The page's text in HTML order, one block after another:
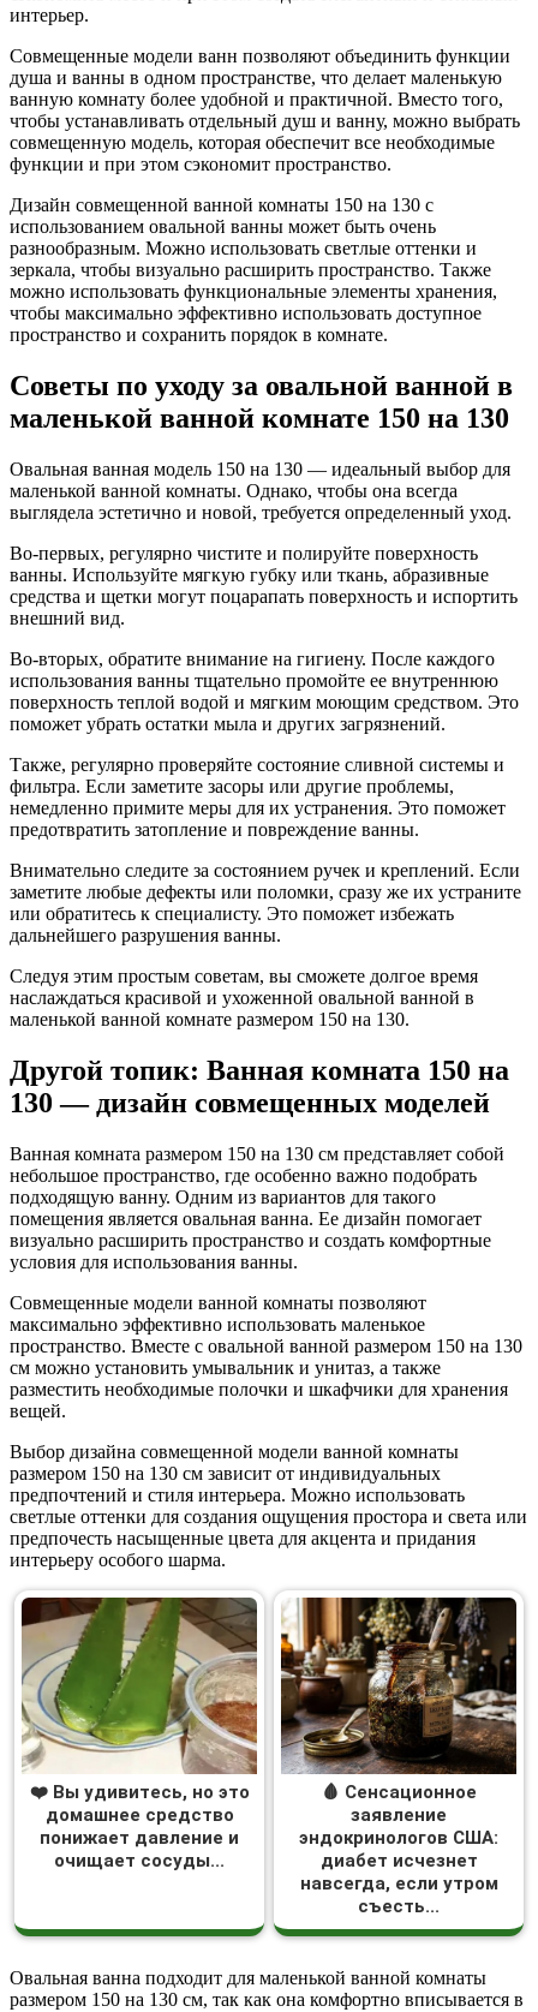
интерьер.
Совмещенные модели ванн позволяют объединить функции
душа и ванны в одном пространстве, что делает маленькую
ванную комнату более удобной и практичной. Вместо того,
чтобы устанавливать отдельный душ и ванну, можно выбрать
совмещенную модель, которая обеспечит все необходимые
функции и при этом сэкономит пространство.
Дизайн совмещенной ванной комнаты 150 на 130 с
использованием овальной ванны может быть очень
разнообразным. Можно использовать светлые оттенки и
зеркала, чтобы визуально расширить пространство. Также
можно использовать функциональные элементы хранения,
чтобы максимально эффективно использовать доступное
пространство и сохранить порядок в комнате.
Советы по уходу за овальной ванной в
маленькой ванной комнате 150 на 130
Овальная ванная модель 150 на 130 — идеальный выбор для
маленькой ванной комнаты. Однако, чтобы она всегда
выглядела эстетично и новой, требуется определенный уход.
Во-первых, регулярно чистите и полируйте поверхность
ванны. Используйте мягкую губку или ткань, абразивные
средства и щетки могут поцарапать поверхность и испортить
внешний вид.
Во-вторых, обратите внимание на гигиену. После каждого
использования ванны тщательно промойте ее внутреннюю
поверхность теплой водой и мягким моющим средством. Это
поможет убрать остатки мыла и других загрязнений.
Также, регулярно проверяйте состояние сливной системы и
фильтра. Если заметите засоры или другие проблемы,
немедленно примите меры для их устранения. Это поможет
предотвратить затопление и повреждение ванны.
Внимательно следите за состоянием ручек и креплений. Если
заметите любые дефекты или поломки, сразу же их устраните
или обратитесь к специалисту. Это поможет избежать
дальнейшего разрушения ванны.
Следуя этим простым советам, вы сможете долгое время
наслаждаться красивой и ухоженной овальной ванной в
маленькой ванной комнате размером 150 на 130.
Другой топик: Ванная комната 150 на
130 — дизайн совмещенных моделей
Ванная комната размером 150 на 130 см представляет собой
небольшое пространство, где особенно важно подобрать
подходящую ванну. Одним из вариантов для такого
помещения является овальная ванна. Ее дизайн помогает
визуально расширить пространство и создать комфортные
условия для использования ванны.
Совмещенные модели ванной комнаты позволяют
максимально эффективно использовать маленькое
пространство. Вместе с овальной ванной размером 150 на 130
см можно установить умывальник и унитаз, а также
разместить необходимые полочки и шкафчики для хранения
вещей.
Выбор дизайна совмещенной модели ванной комнаты
размером 150 на 130 см зависит от индивидуальных
предпочтений и стиля интерьера. Можно использовать
светлые оттенки для создания ощущения простора и света или
предпочесть насыщенные цвета для акцента и придания
интерьеру особого шарма.
❤️ Вы удивитесь, но это
домашнее средство
понижает давление и
очищает сосуды...
🩸 Сенсационное
заявление
эндокринологов США:
диабет исчезнет
навсегда, если утром
съесть...
Овальная ванна подходит для маленькой ванной комнаты
размером 150 на 130 см, так как она комфортно вписывается в